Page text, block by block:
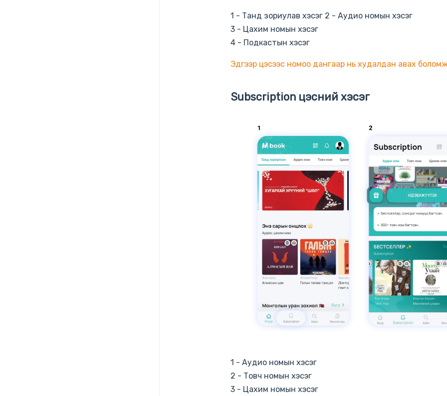
1 - Танд зориулав хэсэг 2 - Аудио номын хэсэг
3 - Цахим номын хэсэг
4 - Подкастын хэсэг
Эдгээр цэсээс номоо дангаар нь худалдан авах
Subscription цэсний хэсэг
1 - Аудио номын хэсэг
2 - Товч номын хэсэг
3 - Цахим номын хэсэг